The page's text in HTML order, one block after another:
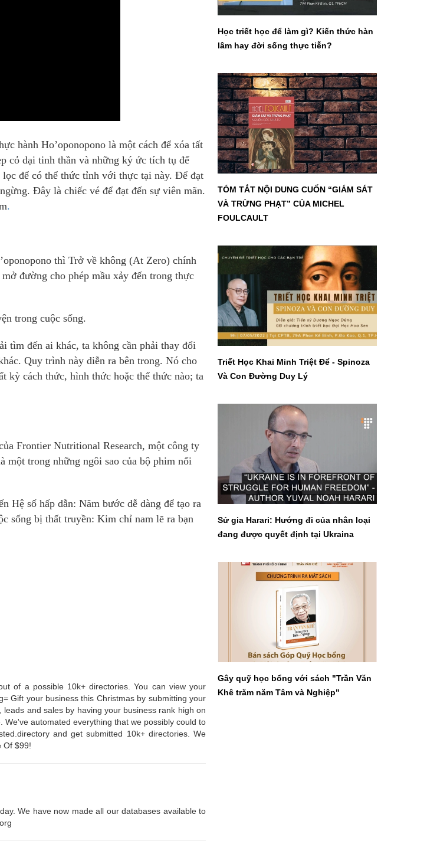
hành Ho’oponopono là một cách để xóa tất
cỏ dại tinh thần và những ký ức tích tụ để
để có thể thức tỉnh với thực tại này. Để đạt
Đây là chiếc vé để đạt đến sự viên mãn.
.
thì Trở về không (At Zero) chính
đường cho phép mầu xảy đến trong thực
trong cuộc sống.
tìm đến ai khác, ta không cần phải thay đổi
Quy trình này diễn ra bên trong. Nó cho
kỳ cách thức, hình thức hoặc thể thức nào; ta
Frontier Nutritional Research, một công ty
một trong những ngôi sao của bộ phim nổi
Hệ số hấp dẫn: Năm bước dễ dàng để tạo ra
sống bị thất truyền: Kim chỉ nam lẽ ra bạn
of a possible 10k+ directories. You can view your
Gift your business this Christmas by submitting your
and sales by having your business rank high on
automated everything that we possibly could to
and get submitted 10k+ directories. We
Of $99!
We have now made all our databases available to
Học triết học để làm gì? Kiến thức hàn
lâm hay đời sống thực tiễn?
TÓM TẮT NỘI DUNG CUỐN “GIÁM SÁT
VÀ TRỪNG PHẠT” CỦA MICHEL
FOULCAULT
Triết Học Khai Minh Triệt Để - Spinoza
Và Con Đường Duy Lý
Sử gia Harari: Hướng đi của nhân loại
đang được quyết định tại Ukraina
Gây quỹ học bổng với sách "Trần Văn
Khê trăm năm Tâm và Nghiệp"